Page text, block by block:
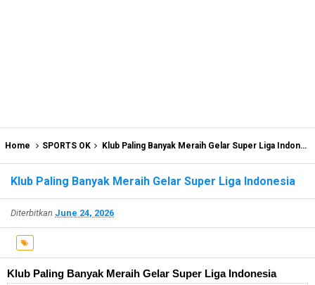
Home SPORTS OK Klub Paling Banyak Meraih Gelar Super Liga Indonesia
Klub Paling Banyak Meraih Gelar Super Liga Indonesia
Diterbitkan June 24, 2026
Klub Paling Banyak Meraih Gelar Super Liga Indonesia